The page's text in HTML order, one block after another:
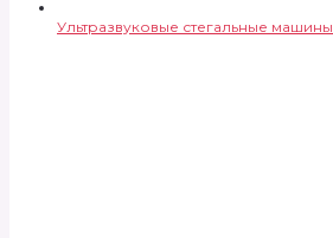
Ультразвуковые стегальные машины